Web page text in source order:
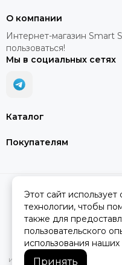
Каталог
Покупателям
О компании
Интернет-магазин Smart
пользоваться!
Мы в социальных сетях
2026 ©
характеристик,
информационный характер
Этот сайт
технологии, чтобы
также для
пользовательского
использования наших
Принять